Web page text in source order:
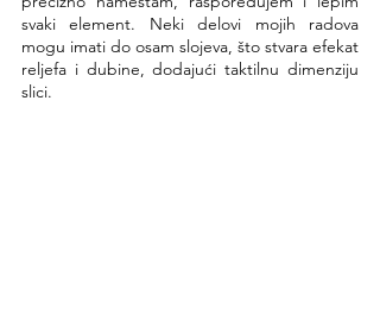
svaki element. Neki delovi mojih radova
mogu imati do osam slojeva, što stvara efekat
reljefa i dubine, dodajući taktilnu dimenziju
slici.